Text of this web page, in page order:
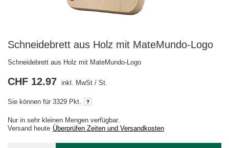
Schneidebrett aus Holz mit MateMundo-Logo
Schneidebrett aus Holz mit MateMundo-Logo
Nur in sehr kleinen Mengen verfügbar
Versand heute Überprüfen Zeiten und Versandkosten
CHF 12.97 inkl. MwSt / St.
Sie können für 3329 Pkt.